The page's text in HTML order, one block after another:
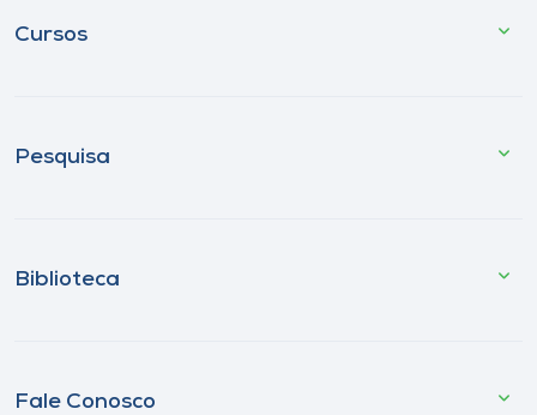
Cursos
Pesquisa
Biblioteca
Fale Conosco